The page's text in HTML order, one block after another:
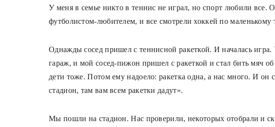
У меня в семье никто в теннис не играл, но спорт любили все.
футболистом-любителем, и все смотрели хоккей по
Однажды сосед пришел с теннисной ракеткой. И началась
гараж, и мой сосед-пижон пришел с ракеткой и стал бить мяч
дети тоже. Потом ему надоело: ракетка одна, а нас много. И он
стадион, там вам всем ракетки дадут».
Мы пошли на стадион. Нас проверили, некоторых отобрали и